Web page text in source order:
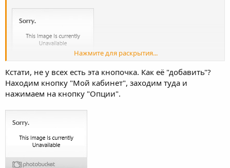
Нажмите для раскрытия...
Кстати, не у всех есть эта кнопочка. Как её "добавить"?
Находим кнопку "Мой кабинет", заходим туда и
нажимаем на кнопку "Опции".